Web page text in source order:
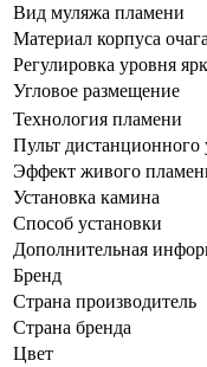
Вид муляжа пламени
Материал корпуса очага
Регулировка уровня
Угловое размещение
Технология пламени
Пульт дистанционного
Эффект живого
Установка камина
Способ установки
Дополнительная
Бренд
Страна производитель
Страна бренда
Цвет